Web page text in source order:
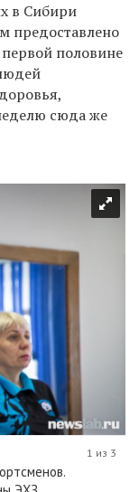
в Сибири
предоставлено
половине
сюда же
1 из 3